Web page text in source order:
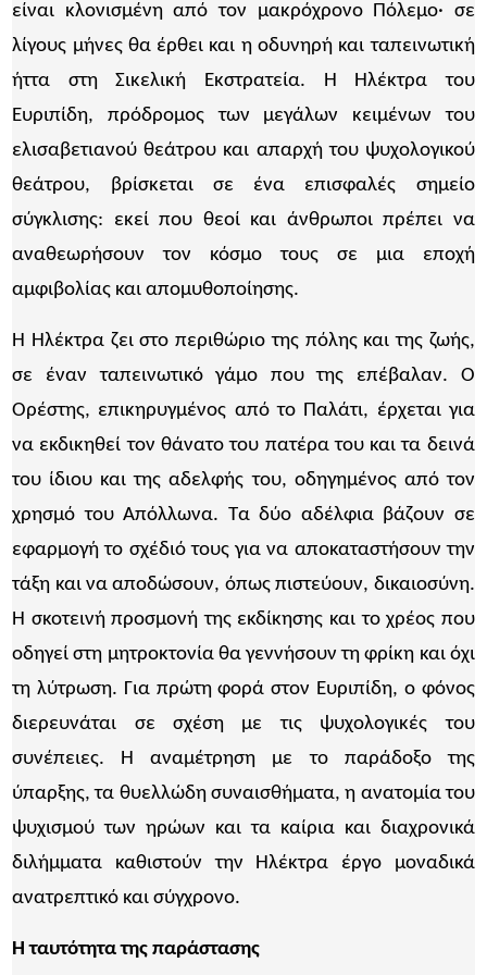
είναι κλονισμένη από τον μακρόχρονο Πόλεμο· σε
λίγους μήνες θα έρθει και η οδυνηρή και ταπεινωτική
ήττα στη Σικελική Εκστρατεία. Η Ηλέκτρα του
Ευριπίδη, πρόδρομος των μεγάλων κειμένων του
ελισαβετιανού θεάτρου και απαρχή του ψυχολογικού
θεάτρου, βρίσκεται σε ένα επισφαλές σημείο
σύγκλισης: εκεί που θεοί και άνθρωποι πρέπει να
αναθεωρήσουν τον κόσμο τους σε μια εποχή
αμφιβολίας και απομυθοποίησης.
Η Ηλέκτρα ζει στο περιθώριο της πόλης και της ζωής,
σε έναν ταπεινωτικό γάμο που της επέβαλαν. Ο
Ορέστης, επικηρυγμένος από το Παλάτι, έρχεται για
να εκδικηθεί τον θάνατο του πατέρα του και τα δεινά
του ίδιου και της αδελφής του, οδηγημένος από τον
χρησμό του Απόλλωνα. Τα δύο αδέλφια βάζουν σε
εφαρμογή το σχέδιό τους για να αποκαταστήσουν την
τάξη και να αποδώσουν, όπως πιστεύουν, δικαιοσύνη.
Η σκοτεινή προσμονή της εκδίκησης και το χρέος που
οδηγεί στη μητροκτονία θα γεννήσουν τη φρίκη και όχι
τη λύτρωση. Για πρώτη φορά στον Ευριπίδη, ο φόνος
διερευνάται σε σχέση με τις ψυχολογικές του
συνέπειες. Η αναμέτρηση με το παράδοξο της
ύπαρξης, τα θυελλώδη συναισθήματα, η ανατομία του
ψυχισμού των ηρώων και τα καίρια και διαχρονικά
διλήμματα καθιστούν την Ηλέκτρα έργο μοναδικά
ανατρεπτικό και σύγχρονο.
Η ταυτότητα της παράστασης